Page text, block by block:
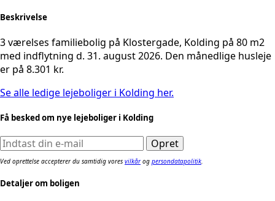
Beskrivelse
3 værelses familiebolig på Klostergade, Kolding på 80 m2
med indflytning d. 31. august 2026. Den månedlige husleje
er på 8.301 kr.
Se alle ledige lejeboliger i Kolding her.
Få besked om nye lejeboliger i Kolding
Ved oprettelse accepterer du samtidig vores vilkårog persondatapolitik
Detaljer om boligen